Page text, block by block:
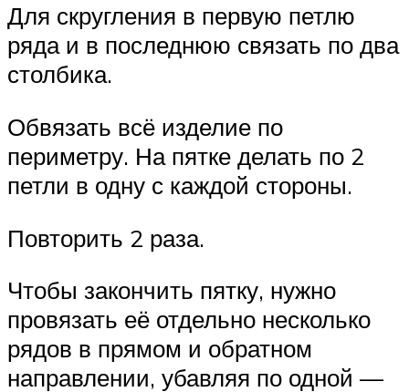
Для скругления в первую петлю
ряда и в последнюю связать по два
столбика.
Обвязать всё изделие по
периметру. На пятке делать по 2
петли в одну с каждой стороны.
Повторить 2 раза.
Чтобы закончить пятку, нужно
провязать её отдельно несколько
рядов в прямом и обратном
направлении, убавляя по одной —